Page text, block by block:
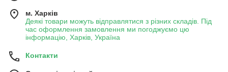
м. Харків
Деякі товари можуть відправлятися з різних складів. Під
час оформлення замовлення ми погоджуємо цю
інформацію, Харків, Україна
Контакти